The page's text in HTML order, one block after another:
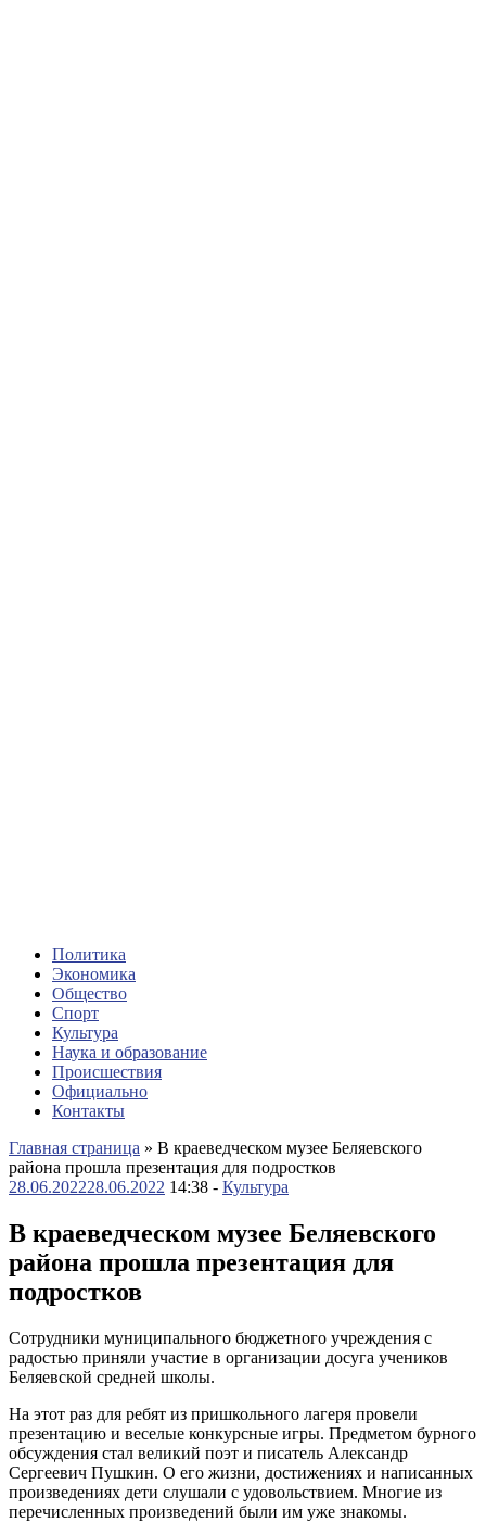
Политика
Экономика
Общество
Спорт
Культура
Наука и образование
Происшествия
Официально
Контакты
Главная страница » В краеведческом музее Беляевского
района прошла презентация для подростков
28.06.202228.06.2022 14:38 - Культура
В краеведческом музее Беляевского
района прошла презентация для
подростков
Сотрудники муниципального бюджетного учреждения с
радостью приняли участие в организации досуга учеников
Беляевской средней школы.
На этот раз для ребят из пришкольного лагеря провели
презентацию и веселые конкурсные игры. Предметом бурного
обсуждения стал великий поэт и писатель Александр
Сергеевич Пушкин. О его жизни, достижениях и написанных
произведениях дети слушали с удовольствием. Многие из
перечисленных произведений были им уже знакомы.